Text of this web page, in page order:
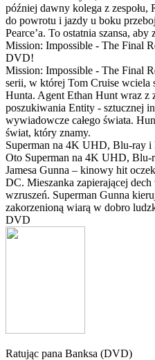
później dawny kolega z zespołu,
do powrotu i jazdy u boku
Pearce’a. To ostatnia szansa,
Mission: Impossible - The Final
DVD!
Mission: Impossible - The Final
serii, w której Tom Cruise wciela
Hunta. Agent Ethan Hunt wraz z
poszukiwania Entity - sztucznej
wywiadowcze całego świata.
świat, który znamy.
Superman na 4K UHD, Blu-ray
Oto Superman na 4K UHD,
Jamesa Gunna – kinowy hit
DC. Mieszanka zapierającej
wzruszeń. Superman Gunna
zakorzenioną wiarą w dobro
DVD
Ratując pana Banksa (DVD)